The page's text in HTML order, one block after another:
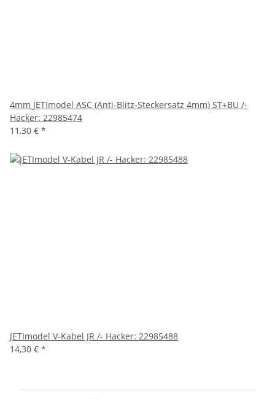
4mm JETImodel ASC (Anti-Blitz-Steckersatz 4mm) ST+BU /-
Hacker: 22985474
11,30 € *
JETImodel V-Kabel JR /- Hacker: 22985488
14,30 € *